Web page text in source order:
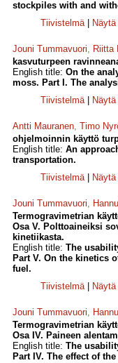
stockpiles with and
Tiivistelmä|
Jouni Tummavuori, Riitta
kasvuturpeen
English title: On the
moss. Part I. The
Tiivistelmä|
Antti Mauranen, Timo
ohjelmoinnin käyttö
English title: An
transportation.
Tiivistelmä|
Jouni Tummavuori,
Termogravimetrian
Osa V. Polttoaineiksi
kinetiikasta.
English title: The
Part V. On the kinetics
fuel.
Tiivistelmä|
Jouni Tummavuori,
Termogravimetrian
Osa IV. Paineen
English title: The
Part IV. The effect of